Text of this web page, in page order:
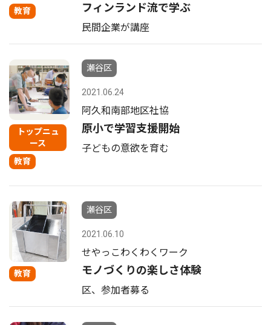
教育 フィンランド流で学ぶ
民間企業が講座
トップニュ
ース
教育
瀬谷区
2021.06.24
阿久和南部地区社協
原小で学習支援開始
子どもの意欲を育む
教育
瀬谷区
2021.06.10
せやっこわくわくワーク
モノづくりの楽しさ体験
区、参加者募る